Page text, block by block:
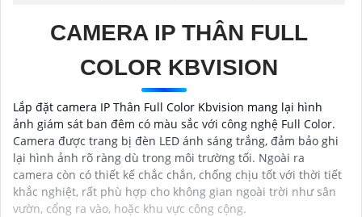
CAMERA IP THÂN FULL
COLOR KBVISION
Lắp đặt camera IP Thân Full Color Kbvision mang lại hình
ảnh giám sát ban đêm có màu sắc với công nghệ Full Color.
Camera được trang bị đèn LED ánh sáng trắng, đảm bảo ghi
lại hình ảnh rõ ràng dù trong môi trường tối. Ngoài ra
camera còn có thiết kế chắc chắn, chống chịu tốt với thời tiết
khắc nghiệt, rất phù hợp cho không gian ngoài trời như sân
vườn, cổng ra vào, hoặc khu vực công cộng.